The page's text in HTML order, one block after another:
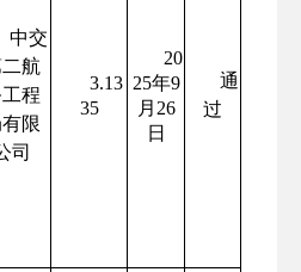
中交
航
程
有限
司
3.13
35
20
25年9
月26
日
通
过